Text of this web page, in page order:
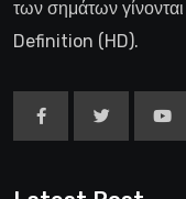
των σημάτων
Definition (HD).